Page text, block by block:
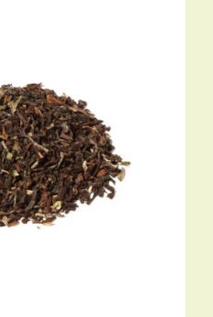
DIT
PRODUCT
HEEFT
MEERDERE
VARIATIES.
/ DETAILS